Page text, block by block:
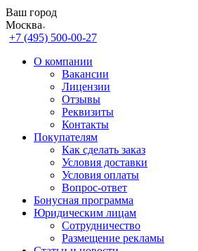
Ваш город
Москва
+7 (495) 500-00-27
О компании
Вакансии
Лицензии
Отзывы
Реквизиты
Контакты
Покупателям
Как сделать заказ
Условия доставки
Условия оплаты
Вопрос-ответ
Бонусная программа
Юридическим лицам
Сотрудничество
Размещение рекламы